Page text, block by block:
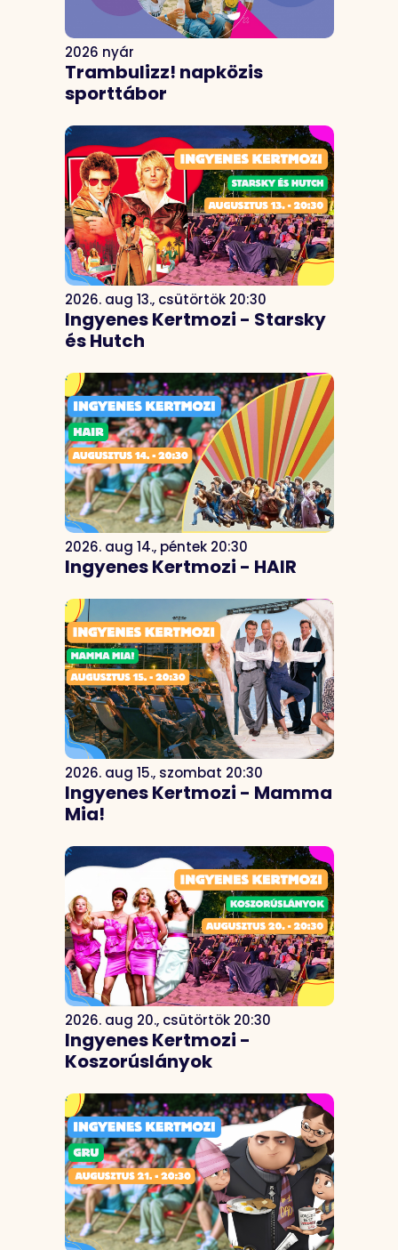
2026 nyár
Trambulizz! napközis
sporttábor
2026. aug 13., csütörtök 20:30
Ingyenes Kertmozi - Starsky
és Hutch
2026. aug 14., péntek 20:30
Ingyenes Kertmozi - HAIR
2026. aug 15., szombat 20:30
Ingyenes Kertmozi - Mamma
Mia!
2026. aug 20., csütörtök 20:30
Ingyenes Kertmozi -
Koszorúslányok